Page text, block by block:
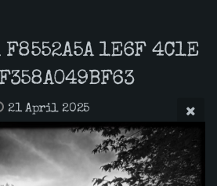
1E6F 4C1E
21 April 2025